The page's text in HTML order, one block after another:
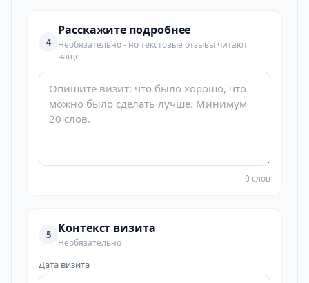
4
Расскажите подробнее
Необязательно - но текстовые отзывы читают
чаще
0 слов
5 Контекст визита
Необязательно
Дата визита